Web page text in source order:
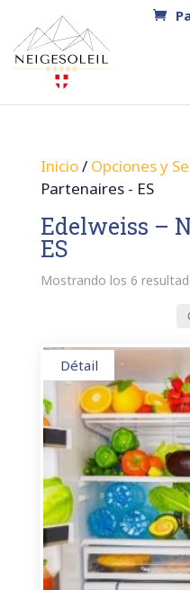
Inicio/ Opciones y
Partenaires - ES
Edelweiss –
ES
Mostrando los 6
Détail